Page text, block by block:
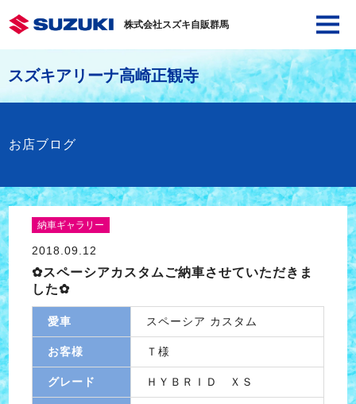
株式会社スズキ自販群馬
スズキアリーナ高崎正観寺
お店ブログ
納車ギャラリー
2018.09.12
✿スペーシアカスタムご納車させていただきま
した✿
愛車 スペーシア カスタム
お客様 Ｔ様
グレード ＨＹＢＲＩＤ ＸＳ